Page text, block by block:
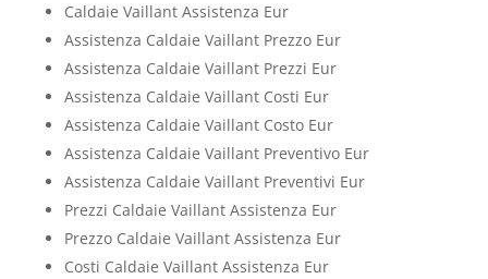
Caldaie Vaillant Assistenza Eur
Assistenza Caldaie Vaillant Prezzo Eur
Assistenza Caldaie Vaillant Prezzi Eur
Assistenza Caldaie Vaillant Costi Eur
Assistenza Caldaie Vaillant Costo Eur
Assistenza Caldaie Vaillant Preventivo Eur
Assistenza Caldaie Vaillant Preventivi Eur
Prezzi Caldaie Vaillant Assistenza Eur
Prezzo Caldaie Vaillant Assistenza Eur
Costi Caldaie Vaillant Assistenza Eur